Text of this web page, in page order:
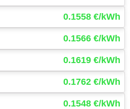
0.1558 €/kWh
0.1566 €/kWh
0.1619 €/kWh
0.1762 €/kWh
0.1548 €/kWh